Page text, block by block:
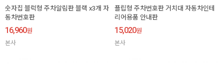
숫자칩 블럭형 주차알림판 블랙 x3개 자
동차번호판
16,960원
본사
플립형 주차번호판 거치대 자동차인테
리어용품 안내판
15,020원
본사